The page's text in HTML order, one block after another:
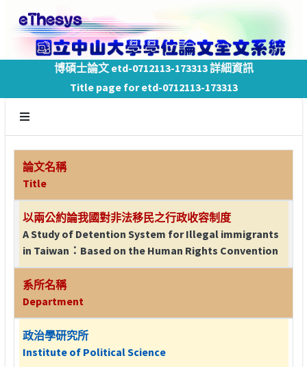
博碩士論文 etd-0712113-173313 詳細資訊
Title page for etd-0712113-173313
論文名稱
Title
以兩公約論我國對非法移民之行政收容制度
A Study of Detention System for Illegal immigrants
in Taiwan：Based on the Human Rights Convention
系所名稱
Department
政治學研究所
Institute of Political Science